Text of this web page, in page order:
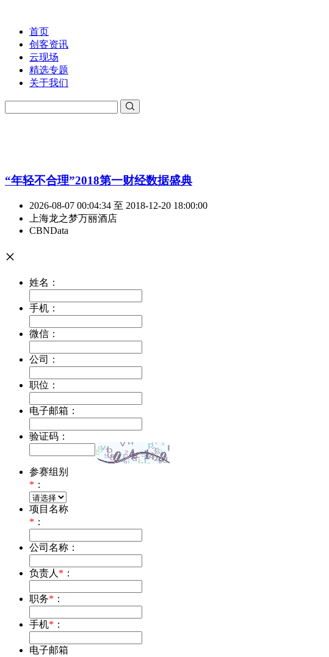
首页
创客资讯
云现场
精选专题
关于我们
“年轻不合理”2018第一财经数据盛典
2026-08-07 00:04:34 至 2018-12-20 18:00:00
上海龙之梦万丽酒店
CBNData
×
姓名：
手机：
微信：
公司：
职位：
电子邮箱：
验证码：
参赛组别
* ：
项目名称
* ：
公司名称：
负责人* ：
职务* ：
手机* ：
电子邮箱